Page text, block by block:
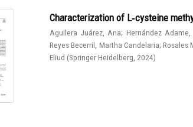
Characterization of L‑cysteine
Aguilera Juárez, Ana; Hernández Adame,
Reyes Becerril, Martha Candelaria; Rosales
Eliud (Springer Heidelberg, 2024)